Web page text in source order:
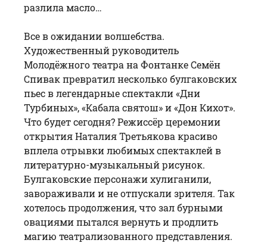
разлила масло…
Все в ожидании волшебства.
Художественный руководитель
Молодёжного театра на ФонтанкеСемён
Спивакпревратил несколько булгаковских
пьес в легендарные спектакли «Дни
Турбиных», «Кабала святош» и «Дон Кихот».
Что будет сегодня? Режиссёр церемонии
открытия Наталия Третьякова красиво
вплела отрывки любимых спектаклей в
литературно-музыкальный рисунок.
Булгаковские персонажи хулиганили,
завораживали и не отпускали зрителя. Так
хотелось продолжения, что зал бурными
овациями пытался вернуть и продлить
магию театрализованного представления.